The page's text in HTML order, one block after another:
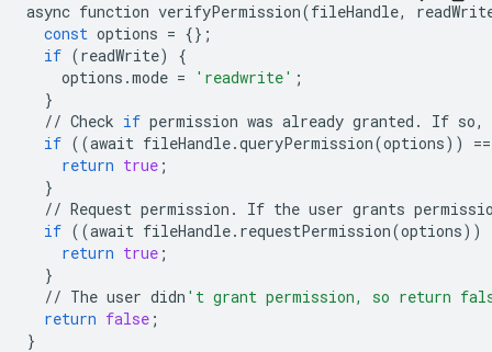
async function verifyPermission(fileHandle,
const options = {};
if (readWrite)
{
options .mode = 'readwrite' ;
}
// Check if permission was already granted . If so,
if ((await fileHandle.queryPermission(options))
return true ;
}
// Request permission . If the user grants
if ((await fileHandle. requestPermission(options))
return true ;
}
// The user didn 't grant permission, so return
return false ;
}